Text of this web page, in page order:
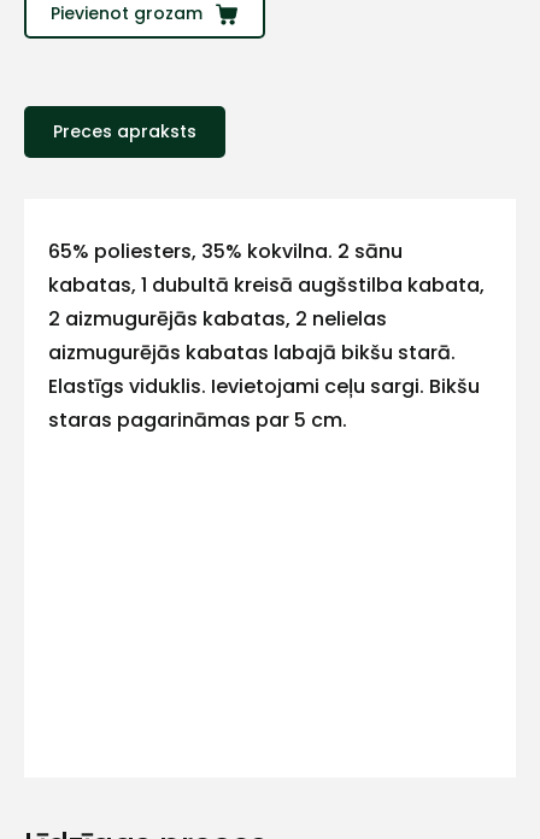
Pievienot grozam
Preces apraksts
65% poliesters, 35% kokvilna. 2 sānu
kabatas, 1 dubultā kreisā augšstilba kabata,
2 aizmugurējās kabatas, 2 nelielas
aizmugurējās kabatas labajā bikšu starā.
Elastīgs viduklis. Ievietojami ceļu sargi. Bikšu
staras pagarināmas par 5 cm.
Sazinies
ar
mums!
Atbildēsim
pēc
iespējas
+